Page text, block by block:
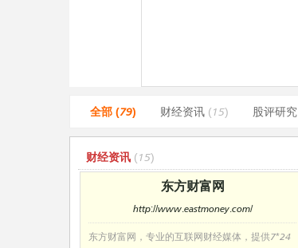
全部 (79) 财经资讯 (15) 股评研究
财经资讯 (15)
东方财富网
http://www.eastmoney.com/
东方财富网，专业的互联网财经媒体，提供7*24